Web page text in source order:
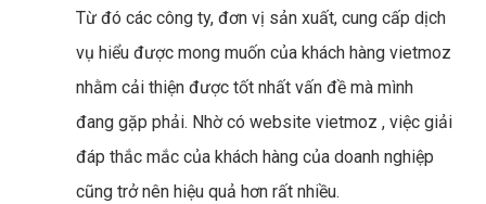
Từ đó các công ty, đơn vị sản xuất, cung cấp dịch
vụ hiểu được mong muốn của khách hàng vietmoz
nhằm cải thiện được tốt nhất vấn đề mà mình
đang gặp phải. Nhờ có website vietmoz , việc giải
đáp thắc mắc của khách hàng của doanh nghiệp
cũng trở nên hiệu quả hơn rất nhiều.